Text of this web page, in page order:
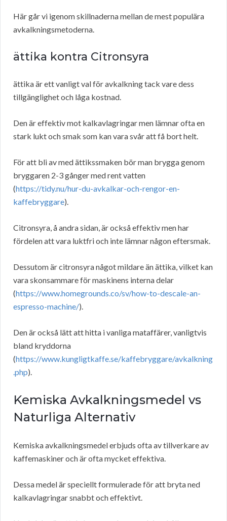
Här går vi igenom skillnaderna mellan de mest populära
avkalkningsmetoderna.
ättika kontra Citronsyra
ättika är ett vanligt val för avkalkning tack vare dess
tillgänglighet och låga kostnad.
Den är effektiv mot kalkavlagringar men lämnar ofta en
stark lukt och smak som kan vara svår att få bort helt.
För att bli av med ättikssmaken bör man brygga genom
bryggaren 2-3 gånger med rent vatten
(https://tidy.nu/hur-du-avkalkar-och-rengor-en-
kaffebryggare).
Citronsyra, å andra sidan, är också effektiv men har
fördelen att vara luktfri och inte lämnar någon eftersmak.
Dessutom är citronsyra något mildare än ättika, vilket kan
vara skonsammare för maskinens interna delar
(https://www.homegrounds.co/sv/how-to-descale-an-
espresso-machine/).
Den är också lätt att hitta i vanliga mataffärer, vanligtvis
bland kryddorna
(https://www.kungligtkaffe.se/kaffebryggare/avkalkning
.php).
Kemiska Avkalkningsmedel vs
Naturliga Alternativ
Kemiska avkalkningsmedel erbjuds ofta av tillverkare av
kaffemaskiner och är ofta mycket effektiva.
Dessa medel är speciellt formulerade för att bryta ned
kalkavlagringar snabbt och effektivt.